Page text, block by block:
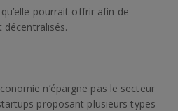
pourrait offrir afin de
décentralisés.
n’épargne pas le secteur
proposant plusieurs types